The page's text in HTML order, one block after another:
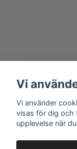
Vi
Vi använder
visas för dig och
upplevelse när